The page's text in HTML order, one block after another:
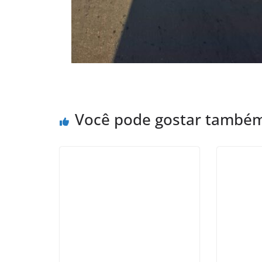
Você pode gostar